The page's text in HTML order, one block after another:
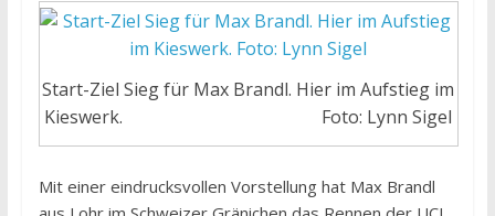
Start-Ziel Sieg für Max Brandl. Hier im Aufstieg im
Kieswerk. Foto: Lynn Sigel
Mit einer eindrucksvollen Vorstellung hat Max Brandl